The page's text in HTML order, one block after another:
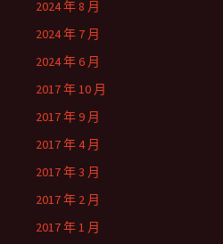
2024 年 8 月
2024 年 7 月
2024 年 6 月
2017 年 10 月
2017 年 9 月
2017 年 4 月
2017 年 3 月
2017 年 2 月
2017 年 1 月